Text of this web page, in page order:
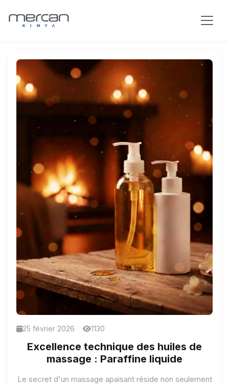
25 février 2026 1130
Excellence technique des huiles de
massage : Paraffine liquide
Le secret d'un massage apaisant réside non seulement